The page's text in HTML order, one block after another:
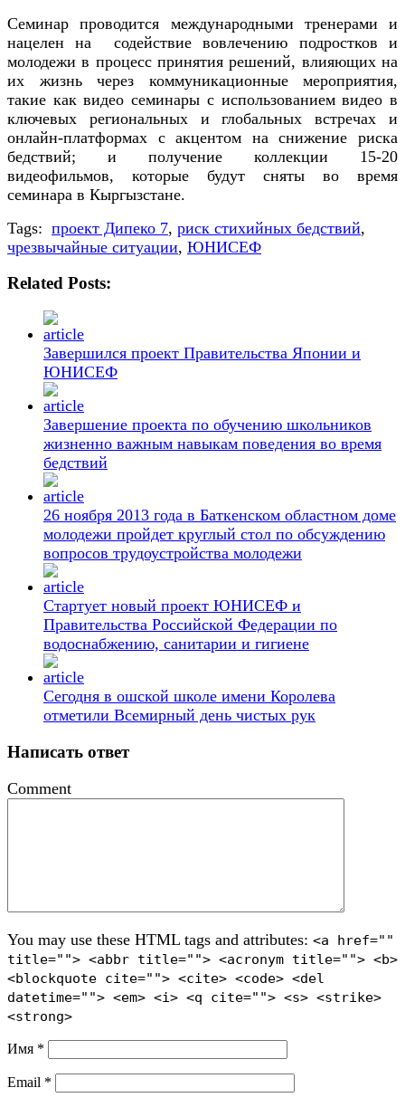
Семинар проводится международными тренерами и
нацелен на содействие вовлечению подростков и
молодежи в процесс принятия решений, влияющих на
их жизнь через коммуникационные мероприятия,
такие как видео семинары с использованием видео в
ключевых региональных и глобальных встречах и
онлайн-платформах с акцентом на снижение риска
бедствий; и получение коллекции 15-20
видеофильмов, которые будут сняты во время
семинара в Кыргызстане.
Tags: проект Дипеко 7, риск стихийных бедствий,
чрезвычайные ситуации, ЮНИСЕФ
Related Posts:
Завершился проект Правительства Японии и
ЮНИСЕФ
Завершение проекта по обучению школьников
жизненно важным навыкам поведения во время
бедствий
26 ноября 2013 года в Баткенском областном доме
молодежи пройдет круглый стол по обсуждению
вопросов трудоустройства молодежи
Стартует новый проект ЮНИСЕФ и
Правительства Российской Федерации по
водоснабжению, санитарии и гигиене
Сегодня в ошской школе имени Королева
отметили Всемирный день чистых рук
Написать ответ
Comment
You may use these HTML tags and attributes: <a href=""
title=""> <abbr title=""> <acronym title=""> <b>
<blockquote cite=""> <cite> <code> <del
datetime=""> <em> <i> <q cite=""> <s> <strike>
<strong>
Имя *
Email *